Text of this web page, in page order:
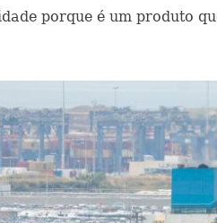
porque é um produto